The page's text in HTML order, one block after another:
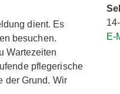
dient. Es
besuchen.
Wartezeiten
pflegerische
der Grund. Wir
E-